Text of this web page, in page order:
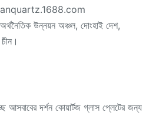
উন্নয়ন অঞ্চল, দোংহাই দেশ,
আসবাবের দর্শন কোয়ার্টজ গ্লাস প্লেটের জন্য